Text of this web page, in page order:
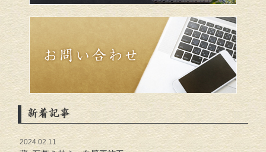
新着記事
2024.02.11